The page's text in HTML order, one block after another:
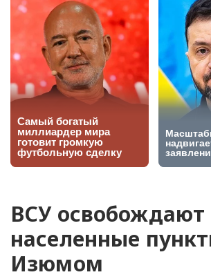
ВСУ освобождают
населенные
Изюмом